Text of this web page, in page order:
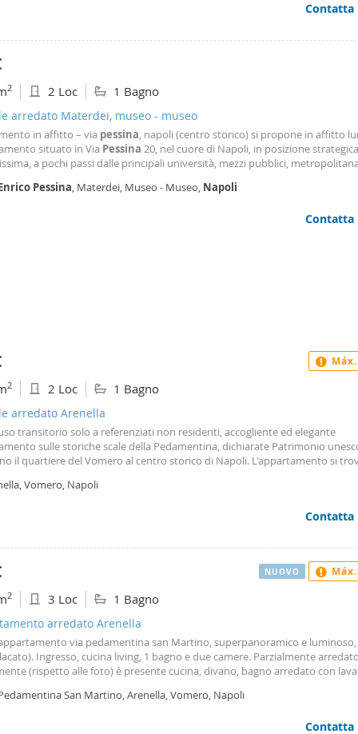
Contatta
2 2 Loc 1 Bagno
arredato Materdei, museo - museo
in affitto – via pessina, napoli (centro storico) si propone in affitto
situato in Via Pessina 20, nel cuore di Napoli, in posizione
a pochi passi dalle principali università, mezzi pubblici,
padronale Cameretta
Pessina, Materdei, Museo - Museo, Napoli
Contatta
2 2 Loc 1 Bagno
arredato Arenella
transitorio solo a referenziati non residenti, accogliente ed elegante
sulle storiche scale della Pedamentina, dichiarate Patrimonio
il quartiere del Vomero al centro storico di Napoli. L'appartamento si
e si affaccia su un giardino di agrumi con veduta sul Vesuvio. Al suo
un comodo divano ad angolo convertibile in letto matrimoniale e una
e una mensola con sgabelli, perfetti per la colazione. Le scale poste in
al soppalco dove è posto un letto matrimoniale. Un bagno con vasca
la doccia completa il layout. L'immobile è rifinito ed arredato con cura,
di aria condizionata caldo freddo, con porta blindata.
Vomero, Napoli
Contatta
2 3 Loc 1 Bagno
arredato Arenella
via pedamentina san Martino, superpanoramico e luminoso,
Ingresso, cucina living, 1 bagno e due camere. Parzialmente
(rispetto alle foto) è presente cucina, divano, bagno arredato con
San Martino, Arenella, Vomero, Napoli
Contatta
NUOVO